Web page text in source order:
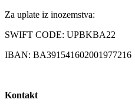
Za uplate iz inozemstva:
SWIFT CODE: UPBKBA22
IBAN: BA391541602001977216
Kontakt